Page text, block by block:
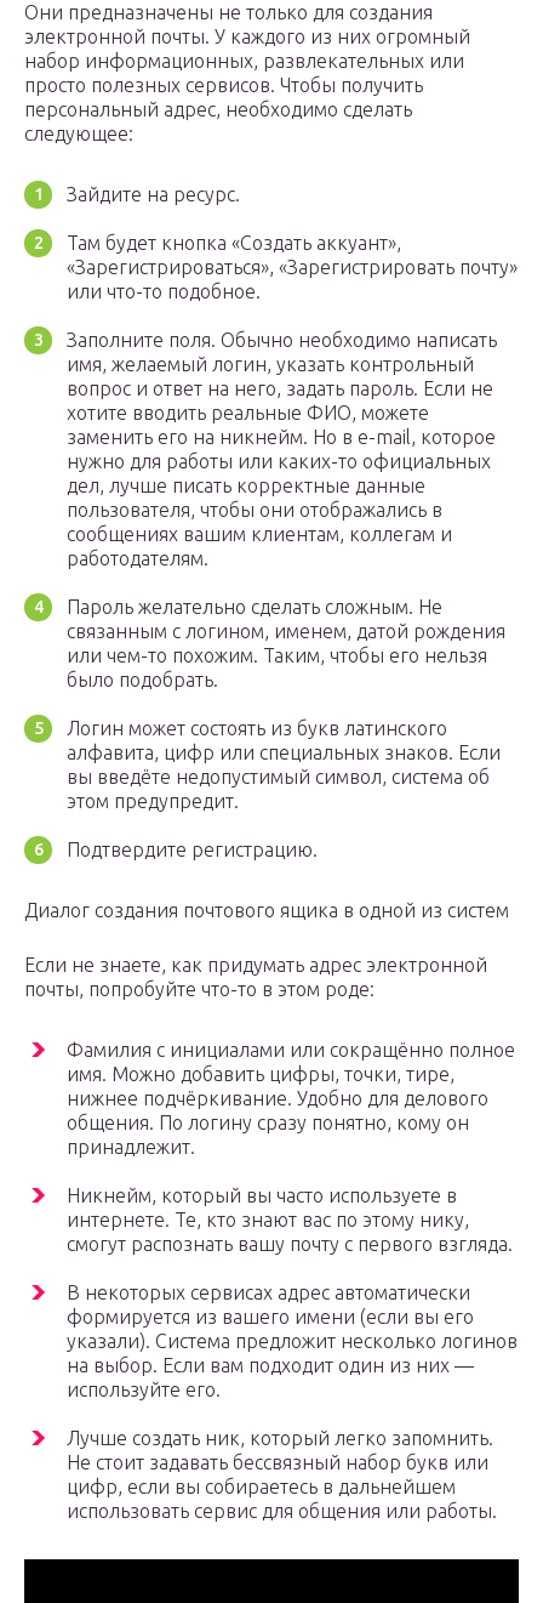
Они предназначены не только для создания
электронной почты. У каждого из них огромный
набор информационных, развлекательных или
просто полезных сервисов. Чтобы получить
персональный адрес, необходимо сделать
следующее:
Зайдите на ресурс.
Там будет кнопка «Создать аккуант»,
«Зарегистрироваться», «Зарегистрировать почту»
или что-то подобное.
Заполните поля. Обычно необходимо написать
имя, желаемый логин, указать контрольный
вопрос и ответ на него, задать пароль. Если не
хотите вводить реальные ФИО, можете
заменить его на никнейм. Но в e-mail, которое
нужно для работы или каких-то официальных
дел, лучше писать корректные данные
пользователя, чтобы они отображались в
сообщениях вашим клиентам, коллегам и
работодателям.
Пароль желательно сделать сложным. Не
связанным с логином, именем, датой рождения
или чем-то похожим. Таким, чтобы его нельзя
было подобрать.
Логин может состоять из букв латинского
алфавита, цифр или специальных знаков. Если
вы введёте недопустимый символ, система об
этом предупредит.
Подтвердите регистрацию.
Диалог создания почтового ящика в одной из систем
Если не знаете, как придумать адрес электронной
почты, попробуйте что-то в этом роде:
Фамилия с инициалами или сокращённо полное
имя. Можно добавить цифры, точки, тире,
нижнее подчёркивание. Удобно для делового
общения. По логину сразу понятно, кому он
принадлежит.
Никнейм, который вы часто используете в
интернете. Те, кто знают вас по этому нику,
смогут распознать вашу почту с первого взгляда.
В некоторых сервисах адрес автоматически
формируется из вашего имени (если вы его
указали). Система предложит несколько логинов
на выбор. Если вам подходит один из них —
используйте его.
Лучше создать ник, который легко запомнить.
Не стоит задавать бессвязный набор букв или
цифр, если вы собираетесь в дальнейшем
использовать сервис для общения или работы.